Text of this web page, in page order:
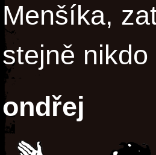
Menšíka,
stejně
ondřej